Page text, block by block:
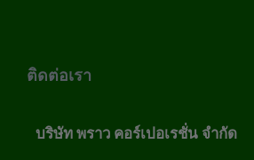
ติดต่อเรา
บริษัท พราว คอร์เปอเรชั่น จำกัด